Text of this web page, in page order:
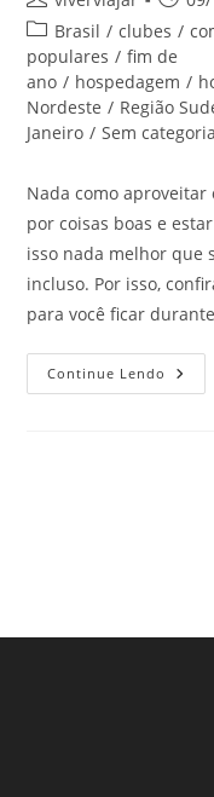
do
post:
Categoria
do
post:
Brasil / clubes /
populares / fim de
ano / hospedagem /
Nordeste / Região
Janeiro / Sem categoria
Nada como
por coisas boas e
isso nada melhor que
incluso. Por isso,
para você ficar
Continue Lendo